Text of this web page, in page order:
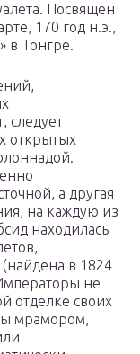
Посвящен
170 год н.э.,
в Тонгре.
следует
открытых
а другая
на каждую из
находилась
(найдена в 1824
не
отделке своих
мрамором,